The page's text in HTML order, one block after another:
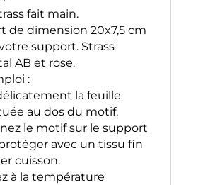
fait main.
de dimension 20x7,5 cm
support. Strass
AB et rose.
:
la feuille
au dos du motif,
le motif sur le support
avec un tissu fin
cuisson.
à la température